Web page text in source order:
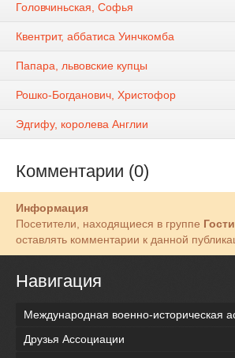
Головчиньская, Софья
Квентрит, аббатиса Уинчкомба
Папара, львовские купцы
Рошко-Богданович, Христофор
Эдгифу, королева Англии
Комментарии (0)
Информация
Посетители, находящиеся в группе Гости
оставлять комментарии к данной
Навигация
Международная военно-историческая
Друзья Ассоциации